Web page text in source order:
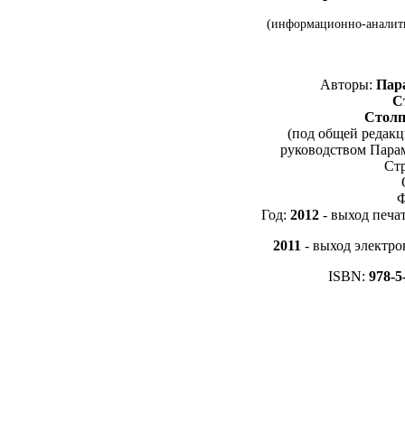
(информационно-
Авторы:
(под общей
руководством
Год: 2012 - выход
2011 - выход
ISBN: 978-